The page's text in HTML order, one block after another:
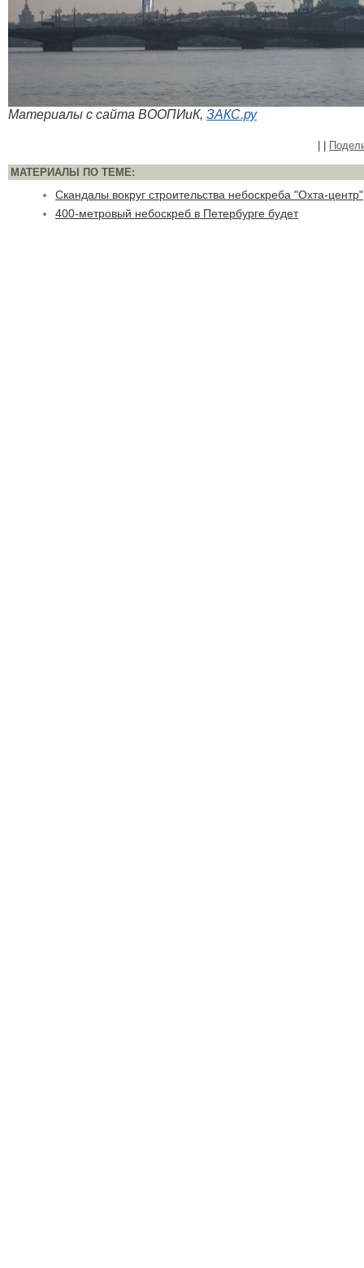
Материалы с сайта ВООПИиК, ЗАКС.ру
МАТЕРИАЛЫ ПО ТЕМЕ:
Скандалы вокруг строительства небоскреба "Охта-центр"
400-метровый небоскреб в Петербурге будет